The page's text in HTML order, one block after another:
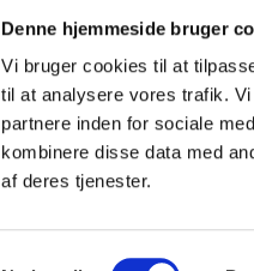
Denne hjemmeside bruger
Vi bruger cookies til at
til at analysere vores trafik.
partnere inden for sociale
kombinere disse data med
af deres tjenester.
EAN-faktura